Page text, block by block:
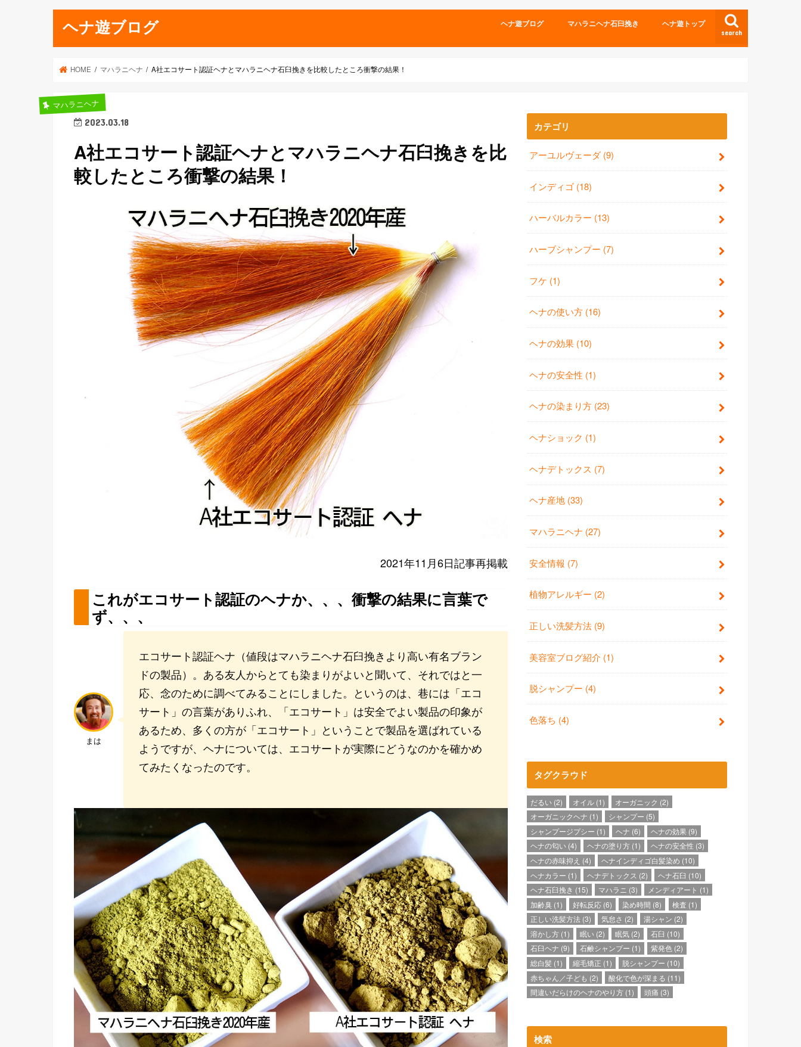
ヘナ遊ブログ search
ヘナ遊ブログ マハラニヘナ石臼挽き ヘナ遊トップ
HOME マハラニヘナ A社エコサート認証ヘナとマハラニヘナ石臼挽きを比較したところ衝撃の結果！
マハラニヘナ
2023.03.18
A社エコサート認証ヘナとマハラニヘナ石臼挽きを比
較したところ衝撃の結果！
2021年11月6日記事再掲載
これがエコサート認証のヘナか、、、衝撃の結果に言葉で
ず、、、
まは
エコサート認証ヘナ（値段はマハラニヘナ石臼挽きより高い有名ブラン
ドの製品）。ある友人からとても染まりがよいと聞いて、それではと一
応、念のために調べてみることにしました。というのは、巷には「エコ
サート」の言葉がありふれ、「エコサート」は安全でよい製品の印象が
あるため、多くの方が「エコサート」ということで製品を選ばれている
ようですが、ヘナについては、エコサートが実際にどうなのかを確かめ
てみたくなったのです。
カテゴリ
アーユルヴェーダ(9)
インディゴ (18)
ハーバルカラー (13)
ハーブシャンプー (7)
フケ (1)
ヘナの使い方 (16)
ヘナの効果 (10)
ヘナの安全性 (1)
ヘナの染まり方 (23)
ヘナショック (1)
ヘナデトックス (7)
ヘナ産地 (33)
マハラニヘナ (27)
安全情報 (7)
植物アレルギー (2)
正しい洗髪方法 (9)
美容室ブログ紹介 (1)
脱シャンプー (4)
色落ち (4)
タグクラウド
だるい (2) オイル (1) オーガニック (2)
オーガニックヘナ (1) シャンプー (5)
シャンプージプシー (1) ヘナ (6) ヘナの効果 (9)
ヘナの匂い (4) ヘナの塗り方 (1) ヘナの安全性 (3)
ヘナの赤味抑え (4) ヘナインディゴ白髪染め (10)
ヘナカラー (1) ヘナデトックス (2) ヘナ石臼 (10)
ヘナ石臼挽き (15) マハラニ (3) メンディアート (1)
加齢臭 (1) 好転反応 (6) 染め時間 (8) 検査 (1)
正しい洗髪方法 (3) 気怠さ (2) 湯シャン (2)
溶かし方 (1) 眠い (2) 眠気 (2) 石臼 (10)
石臼ヘナ (9) 石鹸シャンプー (1) 紫発色 (2)
総白髪 (1) 縮毛矯正 (1) 脱シャンプー (10)
赤ちゃん／子ども (2) 酸化で色が深まる (11)
間違いだらけのヘナのやり方 (1) 頭痛 (3)
検索